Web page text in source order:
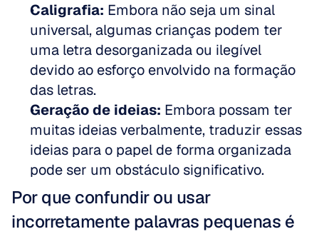
Caligrafia: Embora não seja um sinal
universal, algumas crianças podem ter
uma letra desorganizada ou ilegível
devido ao esforço envolvido na formação
das letras.
Geração de ideias: Embora possam ter
muitas ideias verbalmente, traduzir essas
ideias para o papel de forma organizada
pode ser um obstáculo significativo.
Por que confundir ou usar
incorretamente palavras pequenas é